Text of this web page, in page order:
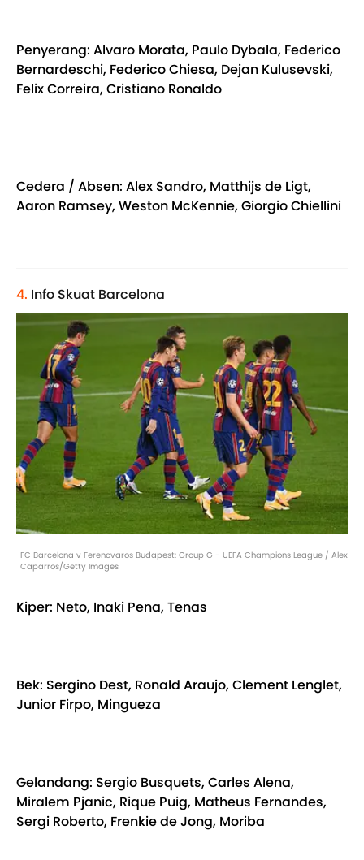
Penyerang: Alvaro Morata, Paulo Dybala, Federico
Bernardeschi, Federico Chiesa, Dejan Kulusevski,
Felix Correira, Cristiano Ronaldo
Cedera / Absen: Alex Sandro, Matthijs de Ligt,
Aaron Ramsey, Weston McKennie, Giorgio Chiellini
4. Info Skuat Barcelona
FC Barcelona v Ferencvaros Budapest: Group G - UEFA Champions League / Alex
Caparros/Getty Images
Kiper: Neto, Inaki Pena, Tenas
Bek: Sergino Dest, Ronald Araujo, Clement Lenglet,
Junior Firpo, Mingueza
Gelandang: Sergio Busquets, Carles Alena,
Miralem Pjanic, Rique Puig, Matheus Fernandes,
Sergi Roberto, Frenkie de Jong, Moriba